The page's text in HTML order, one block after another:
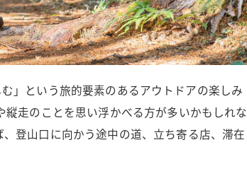
む」という旅的要素のあるアウトドアの楽しみ
走のことを思い浮かべる方が多いかもしれな
登山口に向かう途中の道、立ち寄る店、滞在